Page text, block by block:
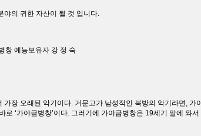
야의 귀한 자산이 될 것 입니다.
창 예능보유자 강 정 숙
장 오래된 악기이다. 거문고가 남성적인 북방의 악기라면, 가
로 ‘가야금병창’이다. 그러기에 가야금병창은 19세기 말에 와